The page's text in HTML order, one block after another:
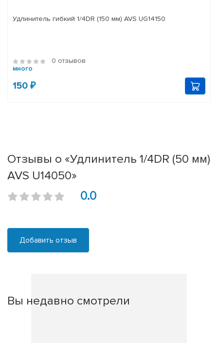
Удлинитель гибкий 1/4DR (150 мм) AVS UG14150
0 отзывов
много
150 ₽
Отзывы о «Удлинитель 1/4DR (50 мм)
AVS U14050»
0.0
Добавить отзыв
Вы недавно смотрели